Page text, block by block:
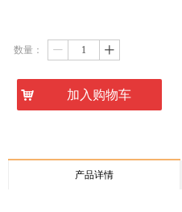
数量： ꄷ ꄸ
낙 加入购物车
产品详情